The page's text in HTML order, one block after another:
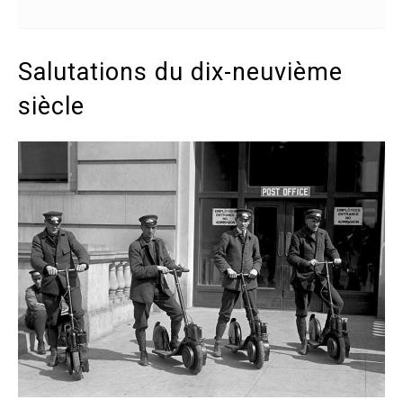
Salutations du dix-neuvième
siècle